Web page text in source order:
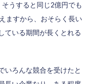
うすると同じ2億円でも
ますから、おそらく長い
ている期間が長くとれる
いろんな競合を受けたと